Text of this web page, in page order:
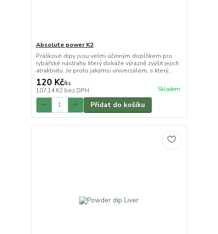
Absolute power K2
Práškové dipy jsou velmi účinným doplňkem pro
rybářské nástrahy, který dokáže výrazně zvýšit jejich
atraktivitu. Je proto jakýmsi univerzálem, s který...
120 Kč/ks
107,14 Kč bez DPH Skladem
Přidat do košíku